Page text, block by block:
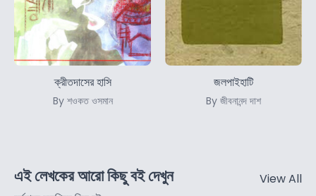
ক্রীতদাসের হাসি
By শওকত ওসমান
জলপাইহাটি
By জীবনানন্দ দাশ
এই লেখকের আরো কিছু বই দেখুন View All